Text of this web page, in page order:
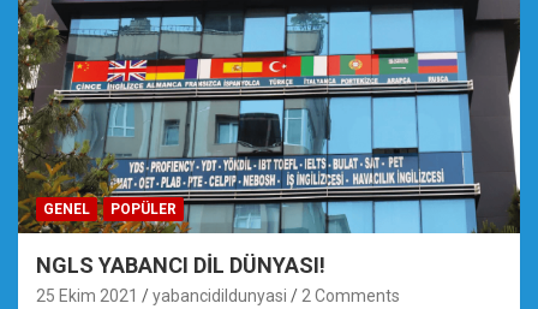
GENEL POPÜLER
NGLS YABANCI DİL DÜNYASI!
25 Ekim 2021 yabancidildunyasi 2 Comments